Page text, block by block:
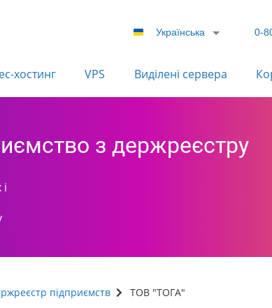
Українська 0-
хостинг VPS Виділені сервера
з держреєстру
підприємств ТОВ "ТОГА"